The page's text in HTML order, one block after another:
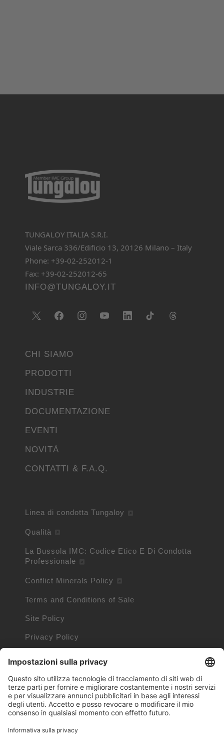
TUNGALOY ITALIA S.R.I.
Viale Sarca 336/Edificio 13, 20126 Milano – Italy
Phone: +39-02-252012-1
Fax: +39-02-252012-65
INFO@TUNGALOY.IT
CHI SIAMO
PRODOTTI
INDUSTRIE
DOCUMENTAZIONE
EVENTI
NOVITÀ
CONTATTI & F.A.Q.
Linea di condotta Tungaloy
Qualità
La Bussola IMC: Codice Etico E Di Condotta
Professionale
Conflict Minerals Policy
Terms and Conditions of Sale
Site Policy
Privacy Policy
Informazioni Cookie
Trademarks owned by other companies